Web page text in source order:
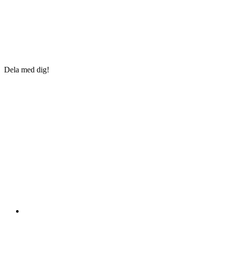
Dela med dig!